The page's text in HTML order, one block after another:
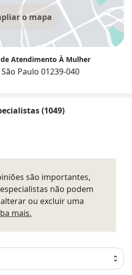
o mapa
Atendimento À Mulher
Paulo 01239-040
(1049)
são importantes,
não podem
ou excluir uma
mais.